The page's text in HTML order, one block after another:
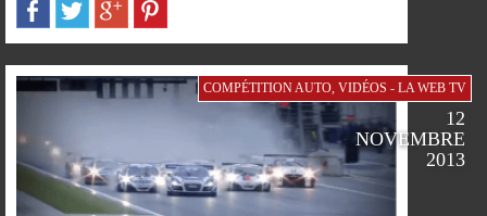
FACEBOOKTWITTERGOOGLEPINTEREST
PARTAGERPARTAGERPARTAGERPARTAGER
COMPÉTITION AUTO, VIDÉOS - LA WEB TV
12
NOVEMBRE
2013